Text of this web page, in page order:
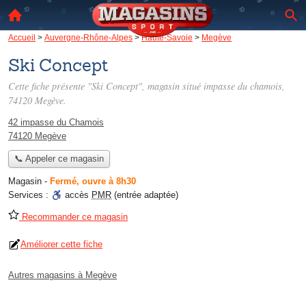
Accueil > Auvergne-Rhône-Alpes >Haute-Savoie > Megève
Ski Concept
Cette fiche présente "Ski Concept", magasin situé impasse du chamois,
74120 Megève.
42 impasse du Chamois
74120 Megève
📞 Appeler ce magasin
Magasin - Fermé, ouvre à 8h30
Services :
accès PMR (entrée adaptée)
Recommander ce magasin
Améliorer cette fiche
Autres magasins à Megève